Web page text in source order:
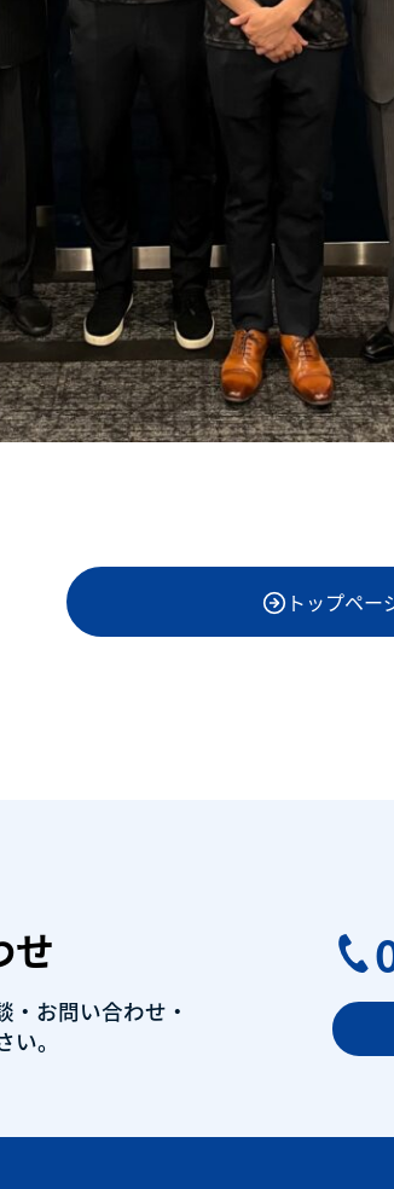
トップペー
せ
・ お問い合わせ・
。